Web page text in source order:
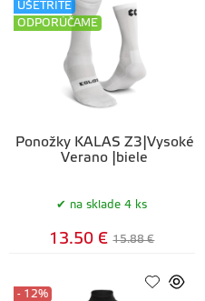
Ponožky KALAS Z3|Vysoké
Verano |biele
UŠETRÍTE
ODPORÚČAME
na sklade 4 ks
13.50 € 15.88 €
- 12%